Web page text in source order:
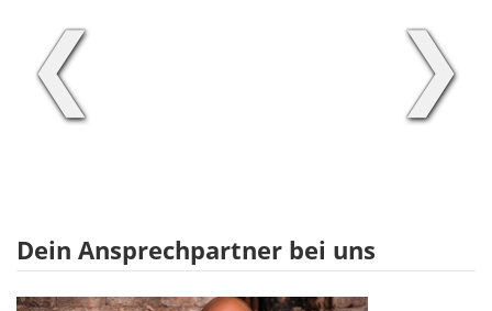
❮ ❯
Dein Ansprechpartner bei uns